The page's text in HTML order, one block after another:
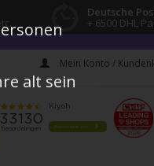
Deutsche
+ 6500 DHL
Mein Konto /
alt sein